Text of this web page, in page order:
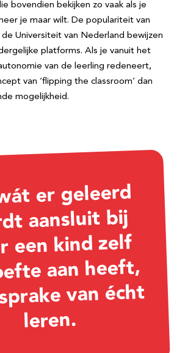
bovendien bekijken zo vaak als je
je maar wilt. De populariteit van
Universiteit van Nederland bewijzen
platforms. Als je vanuit het
van de leerling redeneert,
van ‘flipping the classroom’ dan
mogelijkheid.
er geleerd
aansluit bij
een kind zelf
aan heeft,
van écht
leren.